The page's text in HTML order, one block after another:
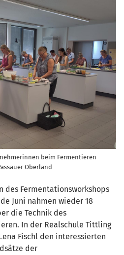
beim Fermentieren
Oberland
des Fermentationsworkshops
Juni nahmen wieder 18
die Technik des
In der Realschule Tittling
Fischl den interessierten
der